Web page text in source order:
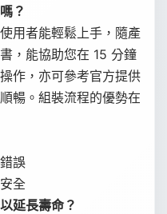
？
用者能輕鬆上手，隨產
，能協助您在 15 分鐘
作，亦可參考官方提供
暢。組裝流程的優勢在
誤
全
延長壽命？